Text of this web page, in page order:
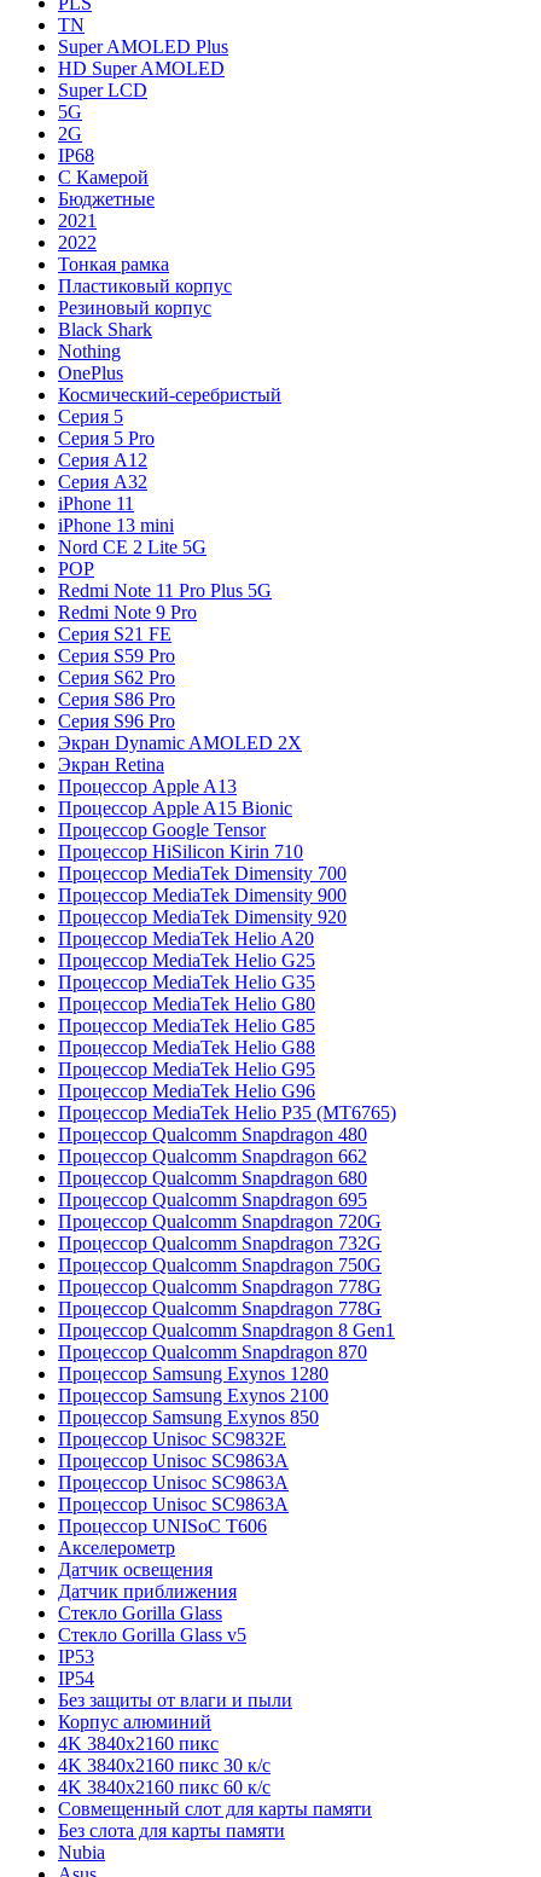
TN
Super AMOLED Plus
HD Super AMOLED
Super LCD
5G
2G
IP68
С Камерой
Бюджетные
2021
2022
Тонкая рамка
Пластиковый корпус
Резиновый корпус
Black Shark
Nothing
OnePlus
Космический-серебристый
Серия 5
Серия 5 Pro
Серия A12
Серия A32
iPhone 11
iPhone 13 mini
Nord CE 2 Lite 5G
POP
Redmi Note 11 Pro Plus 5G
Redmi Note 9 Pro
Серия S21 FE
Серия S59 Pro
Серия S62 Pro
Серия S86 Pro
Серия S96 Pro
Экран Dynamic AMOLED 2X
Экран Retina
Процессор Apple A13
Процессор Apple A15 Bionic
Процессор Google Tensor
Процессор HiSilicon Kirin 710
Процессор MediaTek Dimensity 700
Процессор MediaTek Dimensity 900
Процессор MediaTek Dimensity 920
Процессор MediaTek Helio A20
Процессор MediaTek Helio G25
Процессор MediaTek Helio G35
Процессор MediaTek Helio G80
Процессор MediaTek Helio G85
Процессор MediaTek Helio G88
Процессор MediaTek Helio G95
Процессор MediaTek Helio G96
Процессор MediaTek Helio P35 (MT6765)
Процессор Qualcomm Snapdragon 480
Процессор Qualcomm Snapdragon 662
Процессор Qualcomm Snapdragon 680
Процессор Qualcomm Snapdragon 695
Процессор Qualcomm Snapdragon 720G
Процессор Qualcomm Snapdragon 732G
Процессор Qualcomm Snapdragon 750G
Процессор Qualcomm Snapdragon 778G
Процессор Qualcomm Snapdragon 778G
Процессор Qualcomm Snapdragon 8 Gen1
Процессор Qualcomm Snapdragon 870
Процессор Samsung Exynos 1280
Процессор Samsung Exynos 2100
Процессор Samsung Exynos 850
Процессор Unisoc SC9832E
Процессор Unisoc SC9863A
Процессор Unisoc SC9863A
Процессор Unisoc SC9863A
Процессор UNISoC T606
Акселерометр
Датчик освещения
Датчик приближения
Стекло Gorilla Glass
Стекло Gorilla Glass v5
IP53
IP54
Без защиты от влаги и пыли
Корпус алюминий
4K 3840x2160 пикс
4K 3840x2160 пикс 30 к/с
4K 3840x2160 пикс 60 к/с
Совмещенный слот для карты памяти
Без слота для карты памяти
Nubia